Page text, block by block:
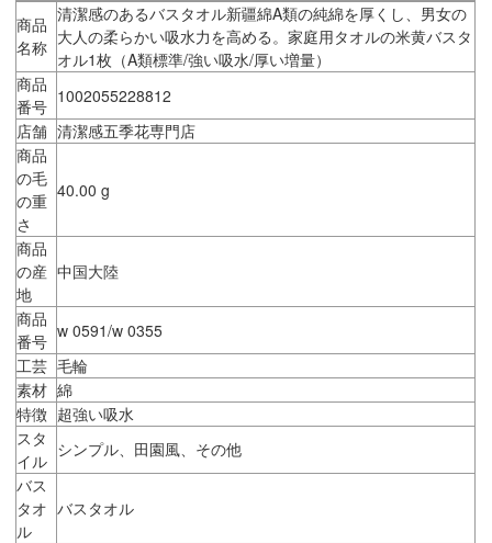
商品
名称
清潔感のあるバスタオル新疆綿A類の純綿を厚くし、男女の
大人の柔らかい吸水力を高める。家庭用タオルの米黄バスタ
オル1枚（A類標準/強い吸水/厚い増量）
商品
番号 1002055228812
店舗 清潔感五季花専門店
商品
の毛
の重
さ
40.00 g
商品
の産
地
中国大陸
商品
番号 w 0591/w 0355
工芸 毛輪
素材 綿
特徴 超強い吸水
スタ
イル
シンプル、田園風、その他
バス
タオ
ル
バスタオル